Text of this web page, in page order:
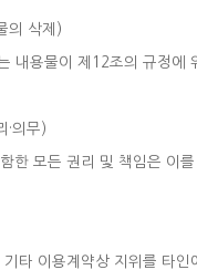
의 삭제)
내용물이 제12조의 규정에
·의무)
한 모든 권리 및 책임은 이
타 이용계약상 지위를 타